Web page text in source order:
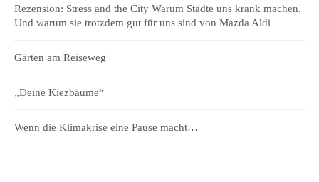
Rezension: Stress and the City Warum Städte uns krank machen.
Und warum sie trotzdem gut für uns sind von Mazda Aldi
Gärten am Reiseweg
„Deine Kiezbäume“
Wenn die Klimakrise eine Pause macht…